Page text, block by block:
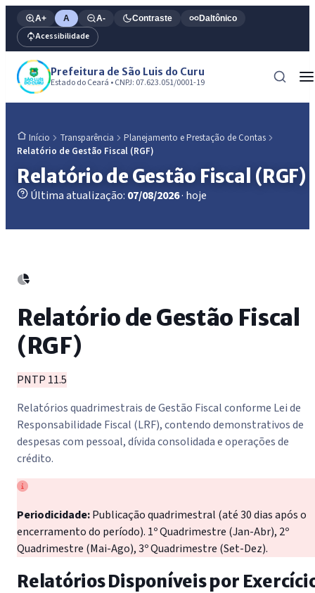
A+ A A- Contraste Daltônico
Acessibilidade
Prefeitura de São Luis do Curu
Estado do Ceará • CNPJ: 07.623.051/0001-19
Início Transparência
Planejamento e Prestação de Contas
Relatório de Gestão Fiscal (RGF)
Relatório de Gestão Fiscal (RGF)
Última atualização: 07/08/2026· hoje
Relatório de Gestão Fiscal
(RGF)
PNTP 11.5
Relatórios quadrimestrais de Gestão Fiscal conforme Lei de
Responsabilidade Fiscal (LRF), contendo demonstrativos de
despesas com pessoal, dívida consolidada e operações de
crédito.
Periodicidade:Publicação quadrimestral (até 30 dias após o
encerramento do período). 1º Quadrimestre (Jan-Abr), 2º
Quadrimestre (Mai-Ago), 3º Quadrimestre (Set-Dez).
Relatórios Disponíveis por